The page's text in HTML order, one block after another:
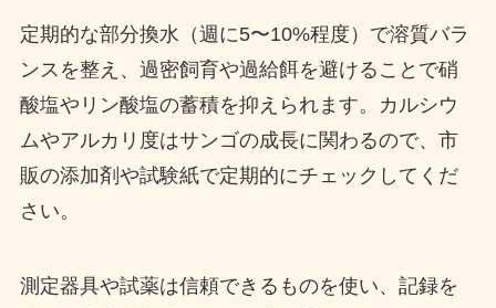
定期的な部分換水（週に5〜10%程度）で溶質バラ
ンスを整え、過密飼育や過給餌を避けることで硝
酸塩やリン酸塩の蓄積を抑えられます。カルシウ
ムやアルカリ度はサンゴの成長に関わるので、市
販の添加剤や試験紙で定期的にチェックしてくだ
さい。
測定器具や試薬は信頼できるものを使い、記録を